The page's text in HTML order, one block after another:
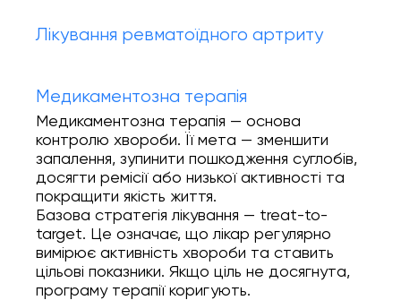
Лікування ревматоїдного артриту
Медикаментозна терапія
Медикаментозна терапія — основа
контролю хвороби. Її мета — зменшити
запалення, зупинити пошкодження суглобів,
досягти ремісії або низької активності та
покращити якість життя.
Базова стратегія лікування — treat-to-
target. Це означає, що лікар регулярно
вимірює активність хвороби та ставить
цільові показники. Якщо ціль не досягнута,
програму терапії коригують.